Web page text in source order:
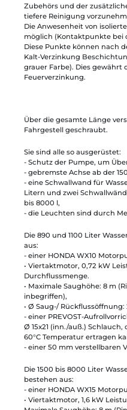
Zubehörs und der
tiefere Reinigung
Die Anwesenheit von
möglich (Kontaktpunkte bei
Diese Punkte können nach
Kalt-Verzinkung
grauer Farbe). Dies gewährt
Feuerverzinkung.
Über die gesamte Länge
Fahrgestell geschraubt.
Sie sind alle so ausgerüstet:
- Schutz der Pumpe, um
- gebremste Achse ab der
- eine Schwallwand für
Litern und zwei
bis 8000 l,
- die Leuchten sind durch
Die 890 und 1100 Liter
aus:
- einer HONDA WX10
• Viertaktmotor, 0,72 kW
Durchflussmenge.
• Maximale Saughöhe: 8 m
inbegriffen),
• Ø Saug-/ Rückflussöffnung:
- einer PREVOST-
Ø 15x21 (inn./auß.)
60°C Temperatur ertragen
- einer 50 mm verstellbaren
Die 1500 bis 8000 Liter
bestehen aus:
- einer HONDA WX15
• Viertaktmotor, 1,6 kW